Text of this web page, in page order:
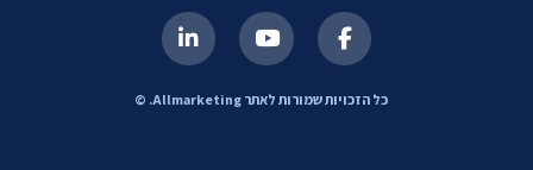
כל הזכויות שמורות לאתר Allmarketing. ©